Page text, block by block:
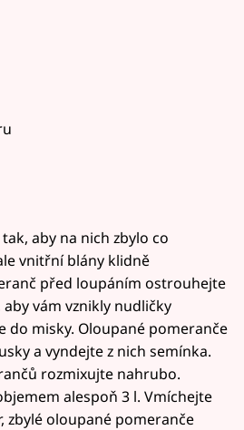
aby na nich zbylo co
vnitřní blány klidně
před loupáním ostrouhejte
vám vznikly nudličky
do misky. Oloupané pomeranče
a vyndejte z nich semínka.
rozmixujte nahrubo.
alespoň 3 l. Vmíchejte
zbylé oloupané pomeranče